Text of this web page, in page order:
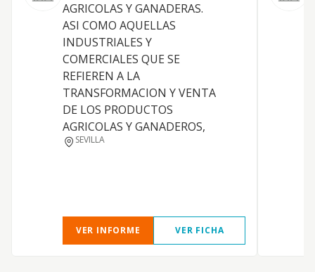
AGRICOLAS Y GANADERAS.
ASI COMO AQUELLAS
INDUSTRIALES Y
COMERCIALES QUE SE
REFIEREN A LA
TRANSFORMACION Y VENTA
DE LOS PRODUCTOS
AGRICOLAS Y GANADEROS,
SEVILLA
VER INFORME VER FICHA